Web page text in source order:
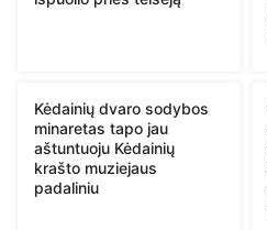
Kėdainių dvaro sodybos
minaretas tapo jau
aštuntuoju Kėdainių
krašto muziejaus
padaliniu